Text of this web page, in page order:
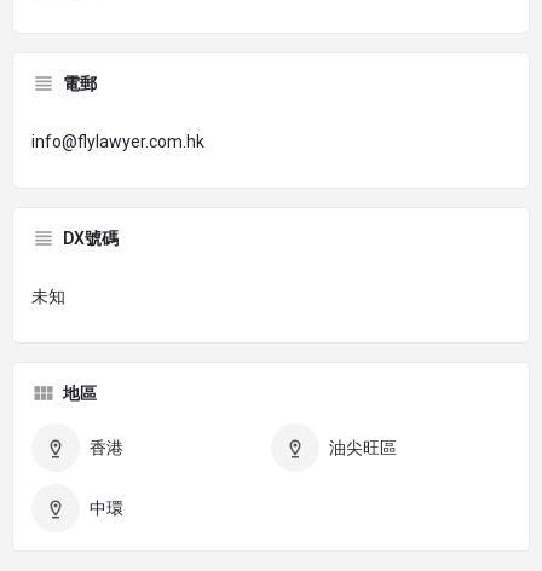
電郵
info@flylawyer.com.hk
DX號碼
未知
地區
香港 油尖旺區
中環